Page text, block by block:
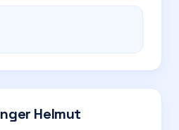
Helmut